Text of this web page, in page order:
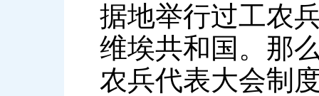
据地举行过工农
维埃共和国。那
农兵代表大会制